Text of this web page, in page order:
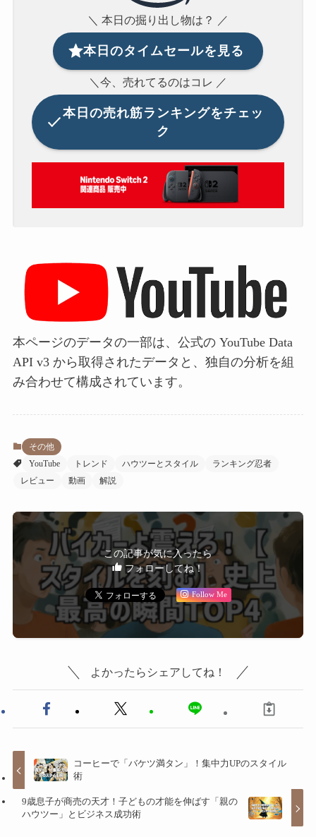
＼ 本日の掘り出し物は？ ／
本日のタイムセールを見る
＼今、売れてるのはコレ ／
本日の売れ筋ランキングをチェッ
ク
本ページのデータの一部は、公式の YouTube Data
API v3 から取得されたデータと、独自の分析を組
み合わせて構成されています。
その他
YouTube
トレンド ハウツーとスタイル
ランキング忍者
レビュー
動画 解説
この記事が気に入ったら
フォローしてね！
Follow Me
よかったらシェアしてね！
コーヒーで「バケツ満タン」！集中力UPのスタイル
術
9歳息子が商売の天才！子どもの才能を伸ばす「親の
ハウツー」とビジネス成功術